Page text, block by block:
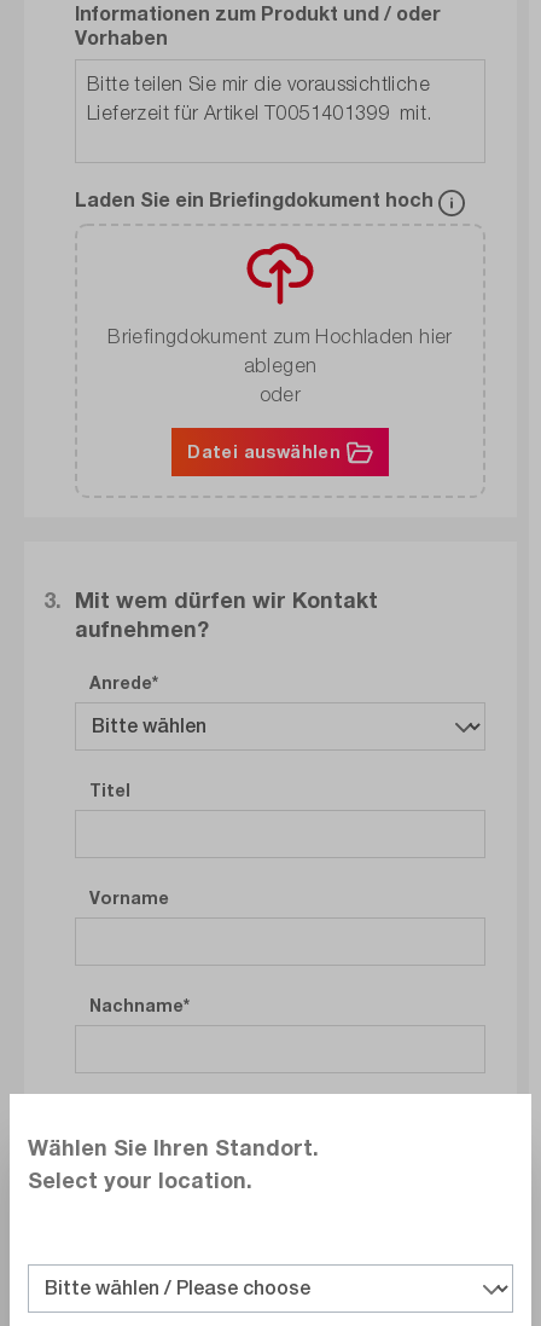
Informationen zum Produkt und / oder
Vorhaben
Laden Sie ein Briefingdokument hoch
Briefingdokument zum Hochladen hier
ablegen
oder
Datei auswählen
Mit wem dürfen wir Kontakt
aufnehmen?
3.
Anrede
Titel
Vorname
Nachname
Wählen Sie Ihren Standort.
Select your location.